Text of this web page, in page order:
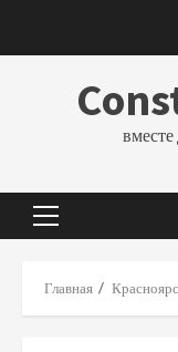
Основное
Главная